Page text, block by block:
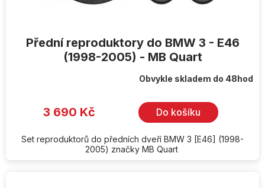
Přední reproduktory do BMW 3 - E46
(1998-2005) - MB Quart
Obvykle skladem do 48hod
3 690 Kč Do košíku
Set reproduktorů do předních dveří BMW 3 [E46] (1998-
2005) značky MB Quart